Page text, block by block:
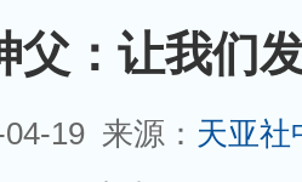
父：让我们
19 来源： 天亚社